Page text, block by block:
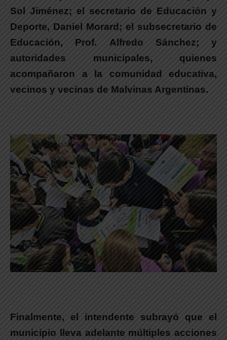
Sol Jiménez; el secretario de Educación y
Deporte, Daniel Morard ; el subsecretario de
Educación, Prof. Alfredo Sánchez; y
autoridades municipales, quienes
acompañaron a la comunidad educativa,
vecinos y vecinas de Malvinas Argentinas.
Finalmente, el intendente subrayó que el
municipio lleva adelante múltiples acciones